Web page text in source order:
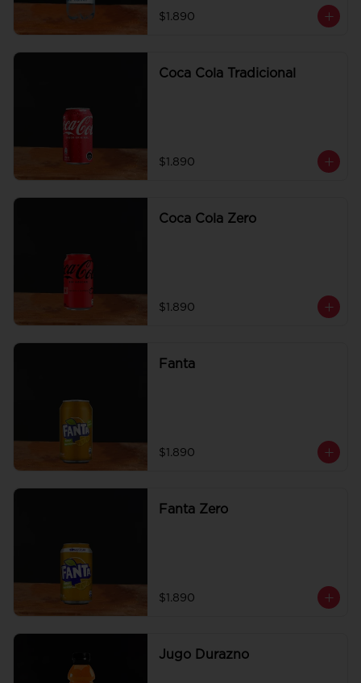
$1.890
Coca Cola Tradicional
$1.890
Coca Cola Zero
$1.890
Fanta
$1.890
Fanta Zero
$1.890
Jugo Durazno